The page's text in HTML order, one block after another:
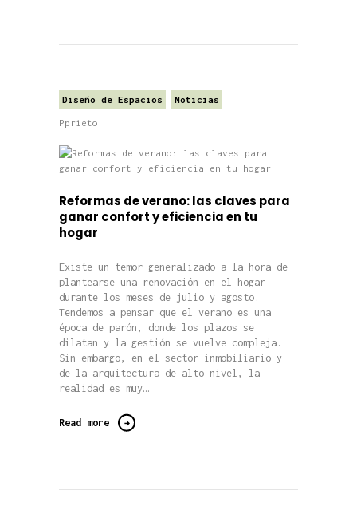
Diseño de Espacios Noticias
Pprieto
Reformas de verano: las claves para
ganar confort y eficiencia en tu
hogar
Existe un temor generalizado a la hora de
plantearse una renovación en el hogar
durante los meses de julio y agosto.
Tendemos a pensar que el verano es una
época de parón, donde los plazos se
dilatan y la gestión se vuelve compleja.
Sin embargo, en el sector inmobiliario y
de la arquitectura de alto nivel, la
realidad es muy…
Read more